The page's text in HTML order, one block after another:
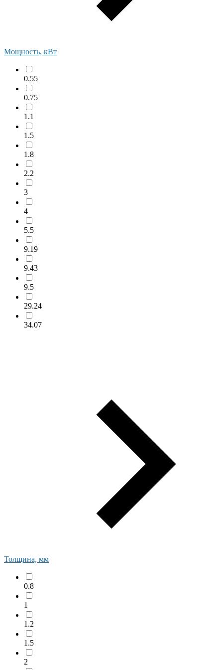
Мощность, кВт
0.55
0.75
1.1
1.5
1.8
2.2
3
4
5.5
9.19
9.43
9.5
29.24
34.07
Толщина, мм
0.8
1
1.2
1.5
2